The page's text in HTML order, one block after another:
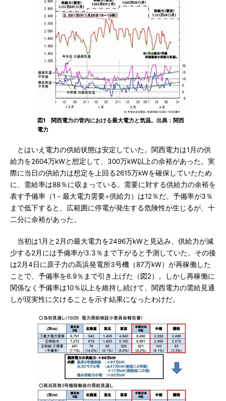
図1 関西電力の管内における最大電力と気温。出典：関西
電力
とはいえ電力の供給状態は安定していた。関西電力は1月の供
給力を2604万kWと想定して、300万kW以上の余裕があった。実
際に当日の供給力は想定を上回る2615万kWを確保していたため
に、需給率は88％に収まっている。需要に対する供給力の余裕を
表す予備率（1－最大電力需要÷供給力）は12％だ。予備率が3％
まで低下すると、広範囲に停電が発生する危険性が生じるが、十
二分に余裕があった。
当初は1月と2月の最大電力を2496万kWと見込み、供給力が減
少する2月には予備率が3.3％まで下がると予測していた。その後
は2月4日に原子力の高浜発電所3号機（87万kW）が再稼働した
ことで、予備率を6.9％まで引き上げた（図2）。しかし再稼働に
関係なく予備率は10％以上を維持し続けて、関西電力の需給見通
しが現実性に欠けることを示す結果になったわけだ。